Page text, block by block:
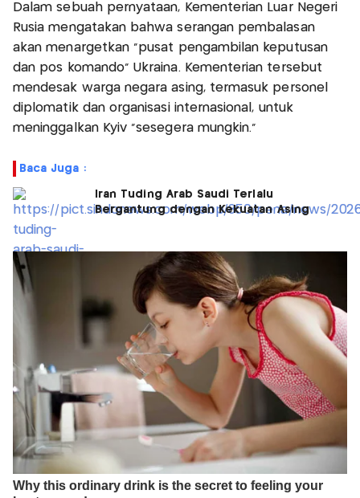
Dalam sebuah pernyataan, Kementerian Luar Negeri
Rusia mengatakan bahwa serangan pembalasan
akan menargetkan "pusat pengambilan keputusan
dan pos komando" Ukraina. Kementerian tersebut
mendesak warga negara asing, termasuk personel
diplomatik dan organisasi internasional, untuk
meninggalkan Kyiv "sesegera mungkin."
Baca Juga :
Iran Tuding Arab Saudi Terlalu
Bergantung dengan Kekuatan Asing